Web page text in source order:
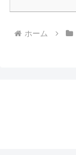
ホーム